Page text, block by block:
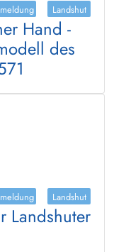
Landshut
Hand -
des
Landshut
Landshuter